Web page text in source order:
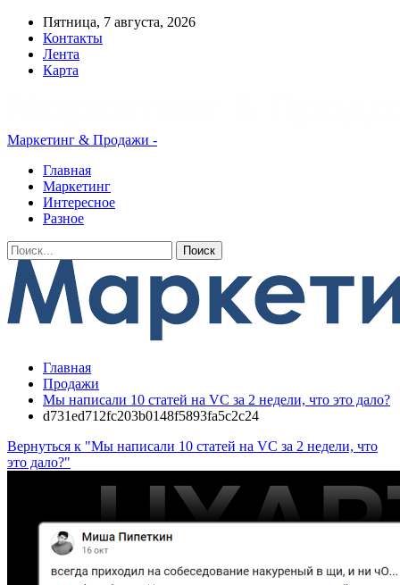
Пятница, 7 августа, 2026
Контакты
Лента
Карта
Маркетинг & Продажи -
Главная
Маркетинг
Интересное
Разное
Главная
Продажи
Мы написали 10 статей на VC за 2 недели, что это дало?
d731ed712fc203b0148f5893fa5c2c24
Вернуться к "Мы написали 10 статей на VC за 2 недели, что
это дало?"